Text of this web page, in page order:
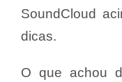
SoundCloud
dicas.
O que achou